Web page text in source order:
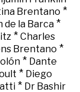
Brentano *
de la Barca*
* Charles
Brentano *
* Dante
* Diego
* Dr Bashir